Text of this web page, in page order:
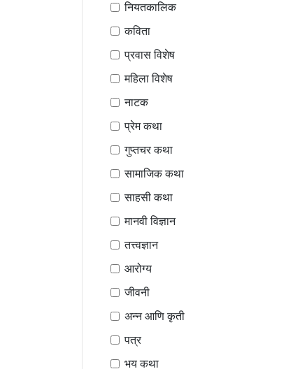
नियतकालिक
कविता
प्रवास विशेष
महिला विशेष
नाटक
प्रेम कथा
गुप्तचर कथा
सामाजिक कथा
साहसी कथा
मानवी विज्ञान
तत्त्वज्ञान
आरोग्य
जीवनी
अन्न आणि कृती
पत्र
भय कथा